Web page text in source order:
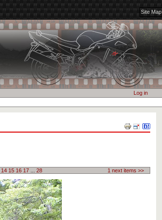
Site Map
Log in
Document
Actions
1 next items >>
14 15 16 17 28